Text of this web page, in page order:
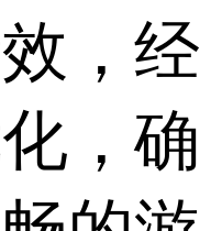
，经
，确